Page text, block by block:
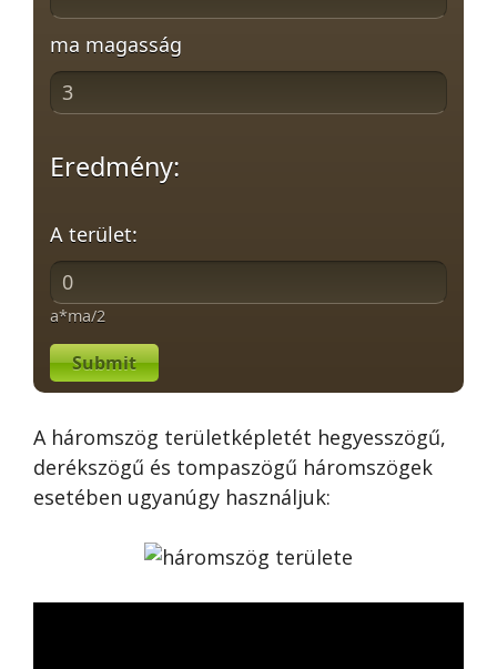
ma magasság
Eredmény:
A terület:
a*ma/2
Submit
A háromszög területképletét hegyesszögű,
derékszögű és tompaszögű háromszögek
esetében ugyanúgy használjuk: